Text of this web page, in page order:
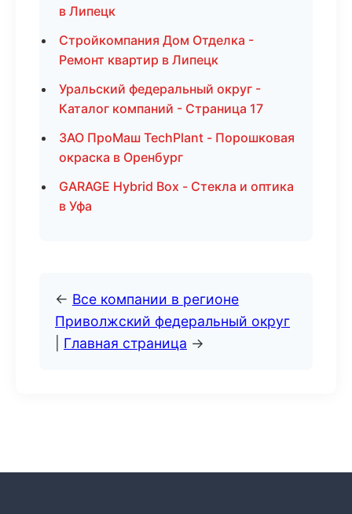
в Липецк
Стройкомпания Дом Отделка -
Ремонт квартир в Липецк
Уральский федеральный округ -
Каталог компаний - Страница 17
ЗАО ПроМаш TechPlant - Порошковая
окраска в Оренбург
GARAGE Hybrid Box - Стекла и оптика
в Уфа
← Все компании в регионе
Приволжский федеральный округ
Главная страница →